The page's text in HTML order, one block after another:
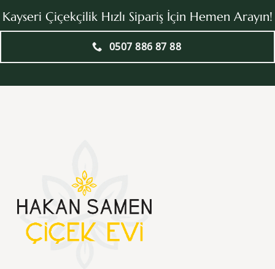
Kayseri Çiçekçilik Hızlı Sipariş İçin Hemen Arayın!
0507 886 87 88